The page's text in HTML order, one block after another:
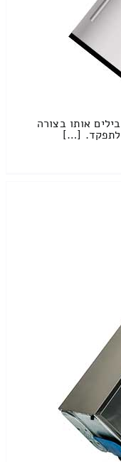
אותו בצורה
לתפקד. […]